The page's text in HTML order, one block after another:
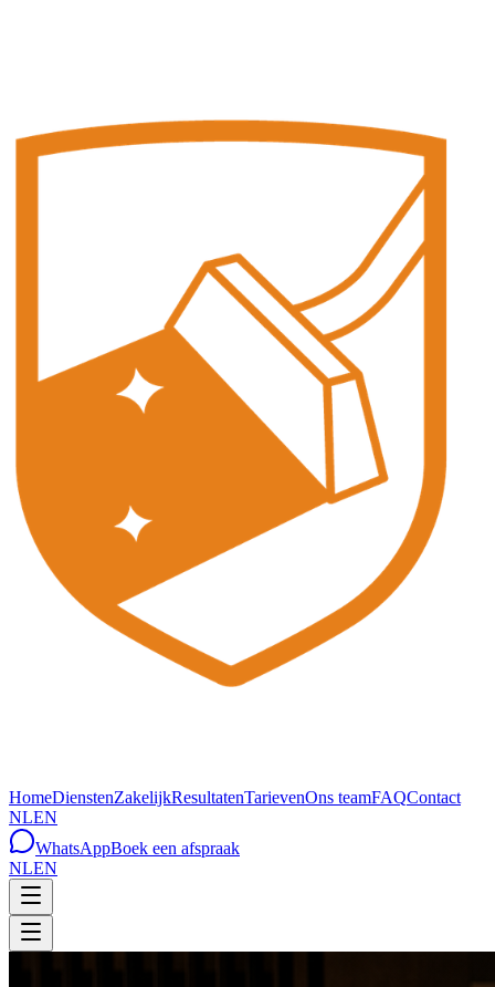
HomeDienstenZakelijkResultatenTarievenOns teamFAQContact
NLEN
WhatsAppBoek een afspraak
NLEN